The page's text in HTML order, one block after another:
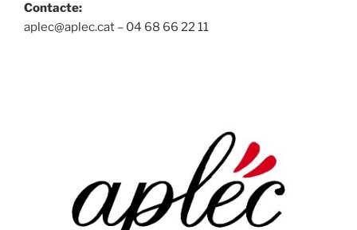
Contacte:
aplec@aplec.cat – 04 68 66 22 11